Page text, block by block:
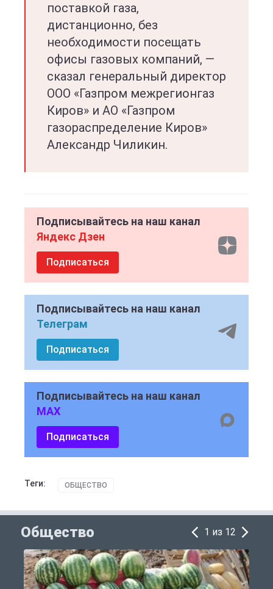
поставкой газа,
дистанционно, без
необходимости посещать
офисы газовых компаний, —
сказал генеральный директор
ООО «Газпром межрегионгаз
Киров» и АО «Газпром
газораспределение Киров»
Александр Чиликин.
Подписывайтесь на наш канал
Яндекс Дзен
Подписаться
Подписывайтесь на наш канал
Телеграм
Подписаться
Подписывайтесь на наш канал
MAX
Подписаться
Теги: ОБЩЕСТВО
Общество 1 из 12